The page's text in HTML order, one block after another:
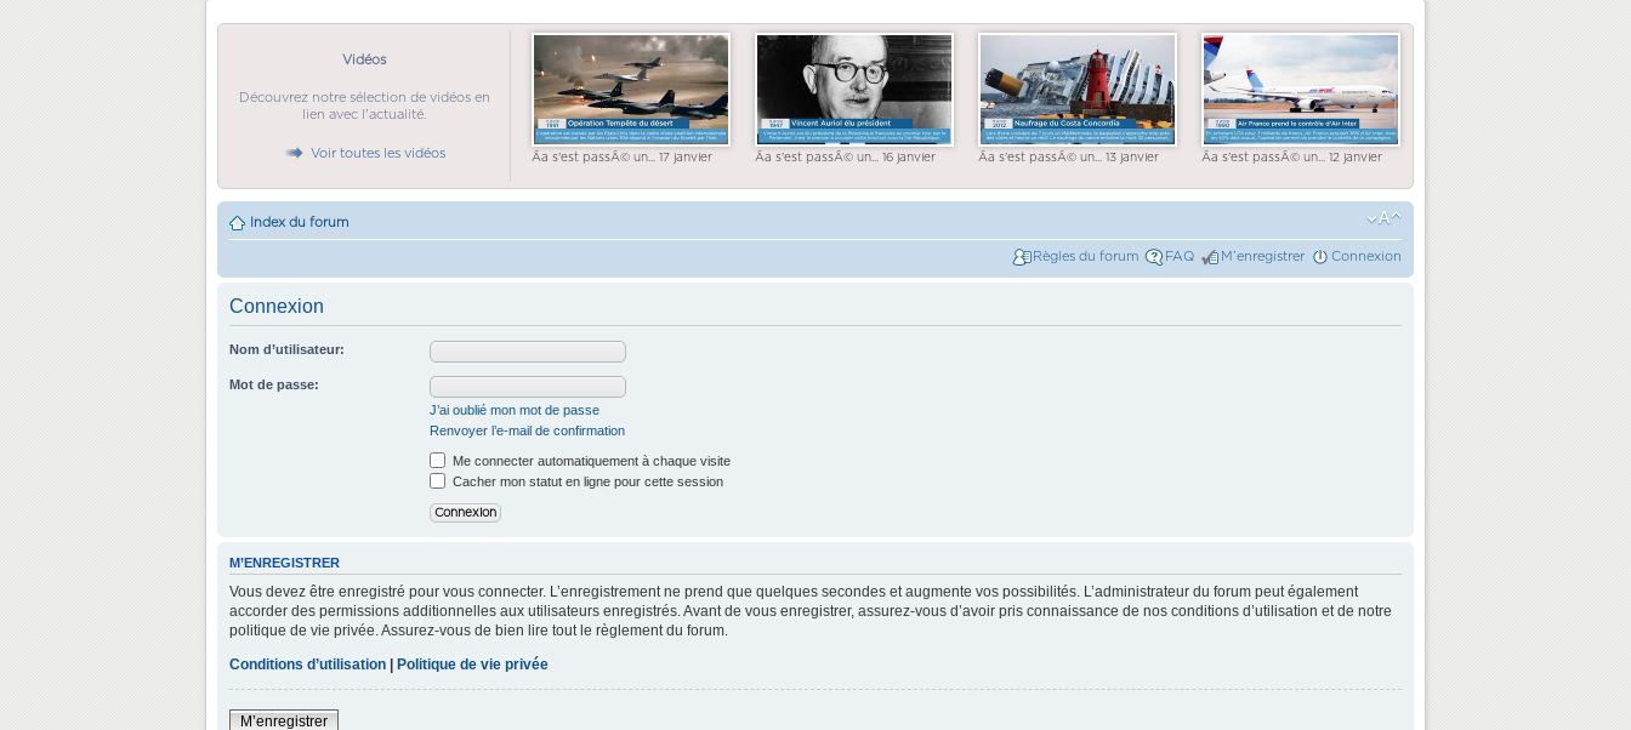
Vidéos
Découvrez notre sélection de vidéos en
lien avec l'actualité.
Voir toutes les vidéos Ãa s'est passÃ© un... 17 janvier Ãa s'est passÃ© un... 16 janvier Ãa s'est passÃ© un... 13 janvier Ãa s'est passÃ© un... 12 janvier
Index du forum
Règles du forum FAQ M’enregistrer Connexion
Connexion
Nom d’utilisateur:
Mot de passe:
J’ai oublié mon mot de passe
Renvoyer l’e-mail de confirmation
Me connecter automatiquement à chaque visite
Cacher mon statut en ligne pour cette session
M’ENREGISTRER
Vous devez être enregistré pour vous connecter. L’enregistrement ne prend que quelques secondes et augmente vos possibilités. L’administrateur du forum peut également
accorder des permissions additionnelles aux utilisateurs enregistrés. Avant de vous enregistrer, assurez-vous d’avoir pris connaissance de nos conditions d’utilisation et de notre
politique de vie privée. Assurez-vous de bien lire tout le règlement du forum.
Conditions d’utilisation | Politique de vie privée
M’enregistrer